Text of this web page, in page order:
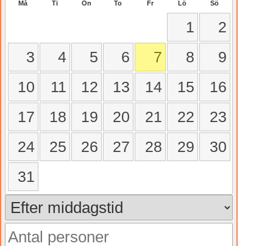
Må Ti On To Fr Lö Sö
1
2
3
4 5 6 7 8
9
10
11 12 13 14 15
16
17
18 19 20 21 22
23
24
25 26 27 28 29
30
31